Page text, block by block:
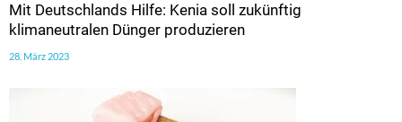
Mit Deutschlands Hilfe: Kenia soll zukünftig
klimaneutralen Dünger produzieren
28. März 2023